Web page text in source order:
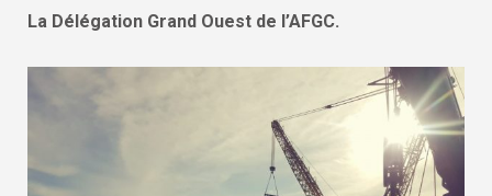
La Délégation Grand Ouest de l’AFGC.